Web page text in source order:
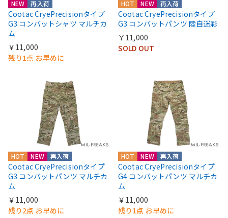
NEW 再入荷
Cootac CryePrecisionタイプ
G3 コンバットシャツ マルチカ
ム
￥11,000
残り1点 お早めに
HOT NEW 再入荷
Cootac CryePrecisionタイプ
G3 コンバットパンツ 陸自迷彩
￥11,000
SOLD OUT
HOT NEW 再入荷
Cootac CryePrecisionタイプ
G3 コンバットパンツ マルチカ
ム
￥11,000
残り2点 お早めに
HOT NEW 再入荷
Cootac CryePrecisionタイプ
G4 コンバットパンツ マルチカ
ム
￥11,000
残り1点 お早めに